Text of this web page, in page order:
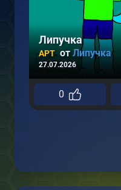
Липучка
АРТ от Липучка
27.07.2026
0